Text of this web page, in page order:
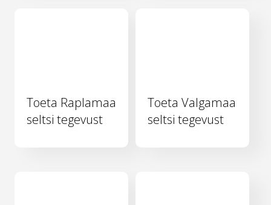
Toeta Raplamaa
seltsi tegevust
Toeta Valgamaa
seltsi tegevust